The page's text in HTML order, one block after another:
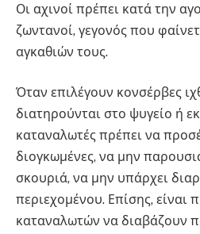
Οι αχινοί πρέπει κατά την
ζωντανοί, γεγονός που
αγκαθιών τους.
Όταν επιλέγουν κονσέρβες
διατηρούνται στο ψυγείο ή
καταναλωτές πρέπει να
διογκωμένες, να μην
σκουριά, να μην υπάρχει
περιεχομένου. Επίσης, είναι
καταναλωτών να διαβάζουν